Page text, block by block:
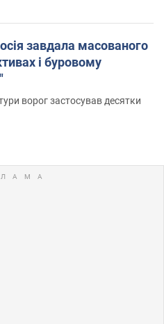
завдала масованого
і буровому
ворог застосував десятки